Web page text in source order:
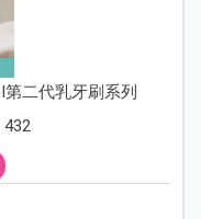
第二代乳牙刷系列
432